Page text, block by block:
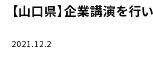
【山口県】企業講演を行
2021.12.2